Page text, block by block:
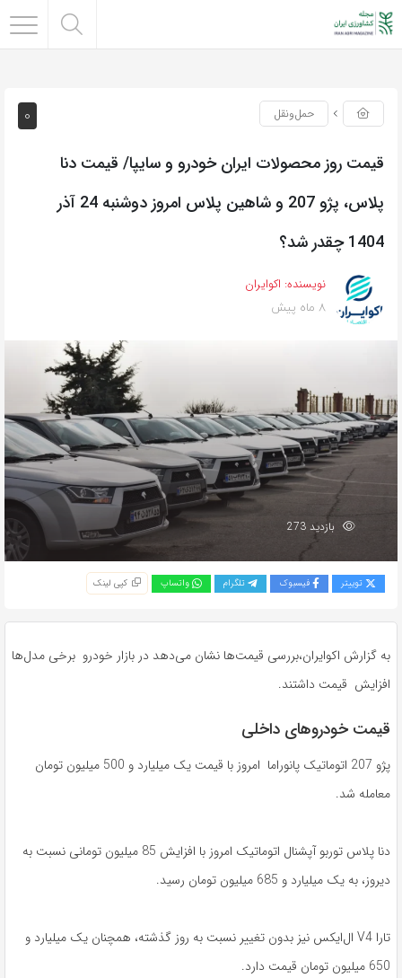
0 حمل‌و‌نقل
قیمت روز محصولات ایران خودرو و سایپا/ قیمت دنا
پلاس، پژو 207 و شاهین پلاس امروز دوشنبه 24 آذر
1404 چقدر شد؟
نویسنده: اکوایران
8 ماه پیش
بازدید 273
توییتر فیسبوک تلگرام واتساپ کپی لینک
به گزارش اکوایران،بررسی قیمت‌ها نشان می‌دهد در بازار خودرو برخی مدل‌ها
افزایش قیمت داشتند.
قیمت خودروهای داخلی
پژو 207 اتوماتیک پانوراما امروز با قیمت یک میلیارد و 500 میلیون تومان
معامله شد.
دنا پلاس توربو آپشنال اتوماتیک امروز با افزایش 85 میلیون تومانی نسبت به
دیروز، به یک میلیارد و 685 میلیون تومان رسید.
تارا V4 ال‌ایکس نیز بدون تغییر نسبت به روز گذشته، همچنان یک میلیارد و
650 میلیون تومان قیمت دارد.